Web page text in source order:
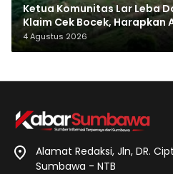
Ketua Komunitas Lar Leba
Klaim Cek Bocek, Harapkan
Makam Leluhur
4 Agustus 2026
Alamat Redaksi, Jln, DR.
Sumbawa - NTB